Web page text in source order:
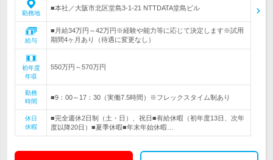
勤務地
■本社／大阪市北区堂島3-1-21 NTTDATA堂島ビル
給与
■月給34万円～42万円※経験や能力等に応じて決定します※試用
期間4ヶ月あり（待遇に変更なし）
初年度
年収
550万円～570万円
勤務
時間
■9：00～17：30（実働7.5時間）※フレックスタイム制あり
休日
休暇
■完全週休2日制（土・日）、祝日■有給休暇（初年度13日、次年
度以降20日）■夏季休暇■年末年始休暇…